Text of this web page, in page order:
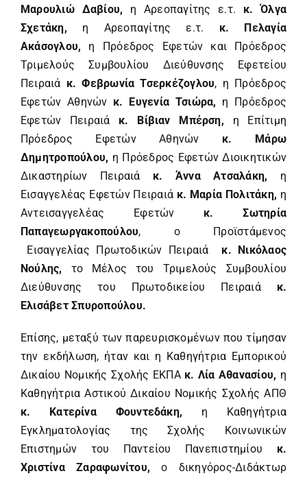
Μαρουλιώ Δαβίου, η Αρεοπαγίτης ε.τ. κ. Όλγα
Σχετάκη, η Αρεοπαγίτης ε.τ. κ. Πελαγία
Ακάσογλου, η Πρόεδρος Εφετών και Πρόεδρος
Τριμελούς Συμβουλίου Διεύθυνσης Εφετείου
Πειραιά κ. Φεβρωνία Τσερκέζογλου, η Πρόεδρος
Εφετών Αθηνών κ. Ευγενία Τσιώρα, η Πρόεδρος
Εφετών Πειραιά κ. Βίβιαν Μπέρση, η Επίτιμη
Πρόεδρος Εφετών Αθηνών κ. Μάρω
Δημητροπούλου, η Πρόεδρος Εφετών Διοικητικών
Δικαστηρίων Πειραιά κ. Άννα Ατσαλάκη, η
Εισαγγελέας Εφετών Πειραιά κ. Μαρία Πολιτάκη, η
Αντεισαγγελέας Εφετών κ. Σωτηρία
Παπαγεωργακοπούλου, ο Προϊστάμενος
Εισαγγελίας Πρωτοδικών Πειραιά κ. Νικόλαος
Νούλης, το Μέλος του Τριμελούς Συμβουλίου
Διεύθυνσης του Πρωτοδικείου Πειραιάκ.
Ελισάβετ Σπυροπούλου.
Επίσης, μεταξύ των παρευρισκομένων που τίμησαν
την εκδήλωση, ήταν και η Καθηγήτρια Εμπορικού
Δικαίου Νομικής Σχολής ΕΚΠΑ κ. Λία Αθανασίου, η
Καθηγήτρια Αστικού Δικαίου Νομικής Σχολής ΑΠΘ
κ. Κατερίνα Φουντεδάκη, η Καθηγήτρια
Εγκληματολογίας της Σχολής Κοινωνικών
Επιστημών του Παντείου Πανεπιστημίου κ.
Χριστίνα Ζαραφωνίτου,ο δικηγόρος-Διδάκτωρ